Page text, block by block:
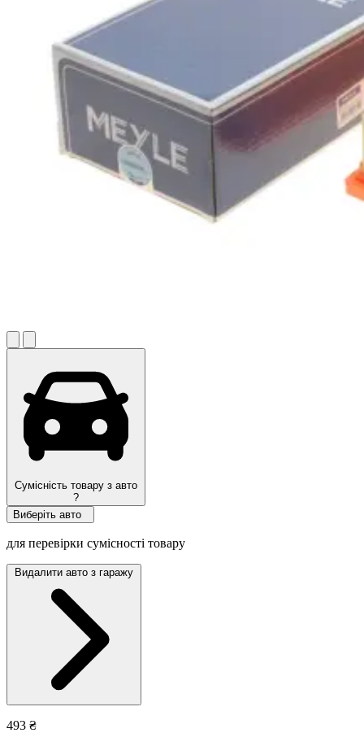
Сумісність товару з авто
?
Виберіть авто
для перевірки сумісності товару
Видалити авто з гаражу
493 ₴